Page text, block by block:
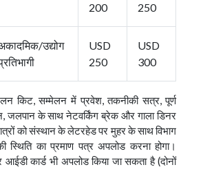
200
250
उद्योग
USD
250
USD
300
किट, सम्मेलन में प्रवेश, तकनीकी सत्र, पूर्ण
जलपान के साथ नेटवर्किंग ब्रेक और गाला डिनर
को संस्थान के लेटरहेड पर मुहर के साथ विभाग
का प्रमाण पत्र अपलोड करना होगा।
कार्ड भी अपलोड किया जा सकता है (दोनों